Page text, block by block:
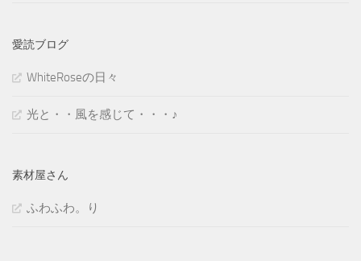
愛読ブログ
WhiteRoseの日々
光と・・風を感じて・・・♪
素材屋さん
ふわふわ。り